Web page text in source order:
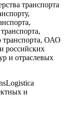
транспорта
транспорта, ОАО
российских
и отраслевых
и